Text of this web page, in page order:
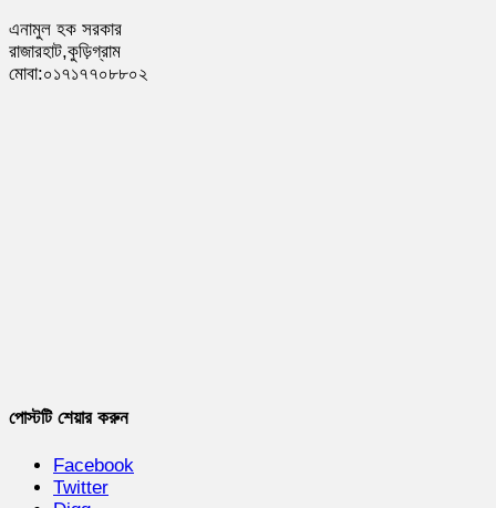
এনামুল হক সরকার
রাজারহাট,কুড়িগ্রাম
মোবা:০১৭১৭৭০৮৮০২
পোস্টটি শেয়ার করুন
Facebook
Twitter